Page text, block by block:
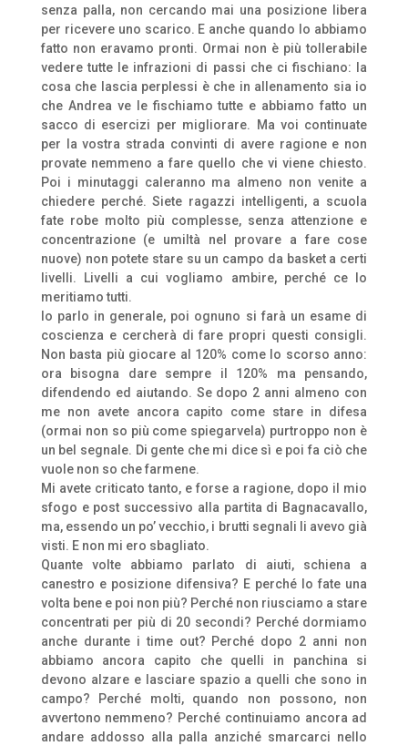
senza palla, non cercando mai una posizione libera
per ricevere uno scarico. E anche quando lo abbiamo
fatto non eravamo pronti. Ormai non è più tollerabile
vedere tutte le infrazioni di passi che ci fischiano: la
cosa che lascia perplessi è che in allenamento sia io
che Andrea ve le fischiamo tutte e abbiamo fatto un
sacco di esercizi per migliorare. Ma voi continuate
per la vostra strada convinti di avere ragione e non
provate nemmeno a fare quello che vi viene chiesto.
Poi i minutaggi caleranno ma almeno non venite a
chiedere perché. Siete ragazzi intelligenti, a scuola
fate robe molto più complesse, senza attenzione e
concentrazione (e umiltà nel provare a fare cose
nuove) non potete stare su un campo da basket a certi
livelli. Livelli a cui vogliamo ambire, perché ce lo
meritiamo tutti.
Io parlo in generale, poi ognuno si farà un esame di
coscienza e cercherà di fare propri questi consigli.
Non basta più giocare al 120% come lo scorso anno:
ora bisogna dare sempre il 120% ma pensando,
difendendo ed aiutando. Se dopo 2 anni almeno con
me non avete ancora capito come stare in difesa
(ormai non so più come spiegarvela) purtroppo non è
un bel segnale. Di gente che mi dice sì e poi fa ciò che
vuole non so che farmene.
Mi avete criticato tanto, e forse a ragione, dopo il mio
sfogo e post successivo alla partita di Bagnacavallo,
ma, essendo un po’ vecchio, i brutti segnali li avevo già
visti. E non mi ero sbagliato.
Quante volte abbiamo parlato di aiuti, schiena a
canestro e posizione difensiva? E perché lo fate una
volta bene e poi non più? Perché non riusciamo a stare
concentrati per più di 20 secondi? Perché dormiamo
anche durante i time out? Perché dopo 2 anni non
abbiamo ancora capito che quelli in panchina si
devono alzare e lasciare spazio a quelli che sono in
campo? Perché molti, quando non possono, non
avvertono nemmeno? Perché continuiamo ancora ad
andare addosso alla palla anziché smarcarci nello